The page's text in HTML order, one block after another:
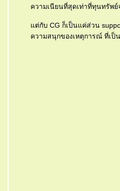
ความเนียนที่สุดเท่าที่ทุนทรัพย์
ต่กับ CG ก็เป็นแค่ส่วน
ความสนุกของเหตุการณ์ ที่เป็